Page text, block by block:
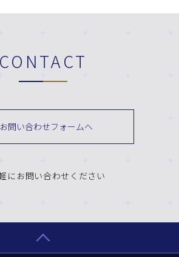
CONTACT
お問い合わせフォームへ
にお問い合わせください